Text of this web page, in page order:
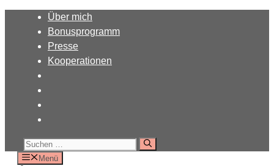
springen
Über mich
Bonusprogramm
Presse
Kooperationen
Suchen
nach:Menü